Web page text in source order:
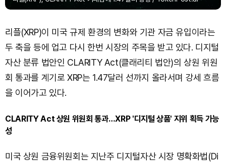
리플(XRP)이 미국 규제 환경의 변화와 기관 자금 유입이라는
두 축을 등에 업고 다시 한번 시장의 주목을 받고 있다. 디지털
자산 분류 법안인 CLARITY Act(클래리티 법안)의 상원 위원
회 통과를 계기로 XRP는 1.47달러 선까지 올라서며 강세 흐름
을 이어가고 있다.
CLARITY Act 상원 위원회 통과…XRP '디지털 상품' 지위 획득 가능
성
미국 상원 금융위원회는 지난주 디지털자산 시장 명확화법(Di